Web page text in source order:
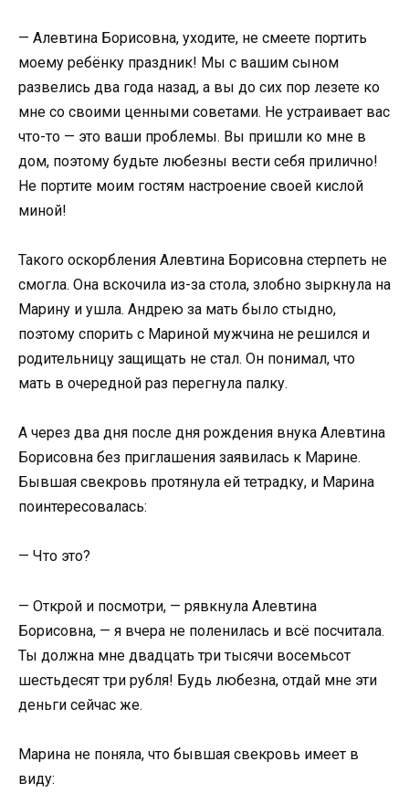
— Алевтина Борисовна, уходите, не смеете портить
моему ребёнку праздник! Мы с вашим сыном
развелись два года назад, а вы до сих пор лезете ко
мне со своими ценными советами. Не устраивает вас
что-то — это ваши проблемы. Вы пришли ко мне в
дом, поэтому будьте любезны вести себя прилично!
Не портите моим гостям настроение своей кислой
миной!
Такого оскорбления Алевтина Борисовна стерпеть не
смогла. Она вскочила из-за стола, злобно зыркнула на
Марину и ушла. Андрею за мать было стыдно,
поэтому спорить с Мариной мужчина не решился и
родительницу защищать не стал. Он понимал, что
мать в очередной раз перегнула палку.
А через два дня после дня рождения внука Алевтина
Борисовна без приглашения заявилась к Марине.
Бывшая свекровь протянула ей тетрадку, и Марина
поинтересовалась:
— Что это?
— Открой и посмотри, — рявкнула Алевтина
Борисовна, — я вчера не поленилась и всё посчитала.
Ты должна мне двадцать три тысячи восемьсот
шестьдесят три рубля! Будь любезна, отдай мне эти
деньги сейчас же.
Марина не поняла, что бывшая свекровь имеет в
виду: